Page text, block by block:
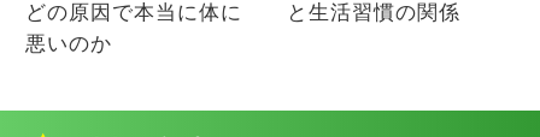
どの原因で本当に体に
悪いのか
と生活習慣の関係